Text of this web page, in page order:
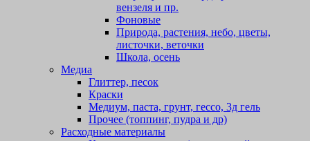
вензеля и пр.
Фоновые
Природа, растения, небо, цветы,
листочки, веточки
Школа, осень
Медиа
Глиттер, песок
Краски
Медиум, паста, грунт, гессо, 3д гель
Прочее (топпинг, пудра и др)
Расходные материалы